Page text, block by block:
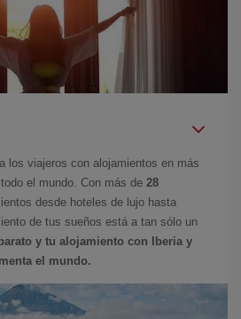
los viajeros con alojamientos en más
el mundo. Con más de 28
desde hoteles de lujo hasta
de tus sueños está a tan sólo un
y tu alojamiento con Iberia y
el mundo.